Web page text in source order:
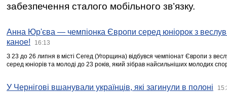
забезпечення сталого мобільного зв’язку.
Анна Юр'єва — чемпіонка Європи серед юніорок з
каное!
16:13
З 23 до 26 липня в місті Сегед (Угорщина) відбувся чемпіонат Європи з
серед юніорів та молоді до 23 років, який зібрав найсильніших молодих
У Чернігові вшанували українців, які загинули в полоні